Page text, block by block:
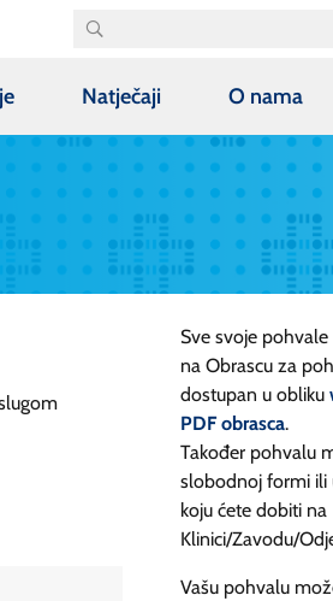
Natječaji O nama
Sve svoje
na Obrascu za
dostupan u obliku
PDF obrasca.
Također pohvalu
slobodnoj formi ili
koju ćete dobiti na
Klinici/Zavodu/
Vašu pohvalu